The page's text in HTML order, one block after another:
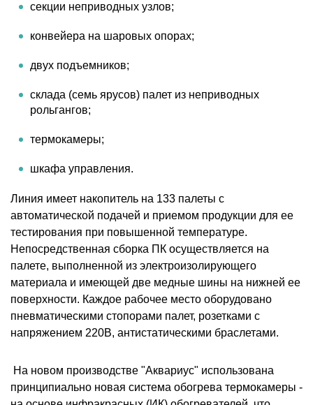
секции неприводных узлов;
конвейера на шаровых опорах;
двух подъемников;
склада (семь ярусов) палет из неприводных
рольгангов;
термокамеры;
шкафа управления.
Линия имеет накопитель на 133 палеты с
автоматической подачей и приемом продукции для ее
тестирования при повышенной температуре.
Непосредственная сборка ПК осуществляется на
палете, выполненной из электроизолирующего
материала и имеющей две медные шины на нижней ее
поверхности. Каждое рабочее место оборудовано
пневматическими стопорами палет, розетками с
напряжением 220В, антистатическими браслетами.
На новом производстве "Аквариус" использована
принципиально новая система обогрева термокамеры -